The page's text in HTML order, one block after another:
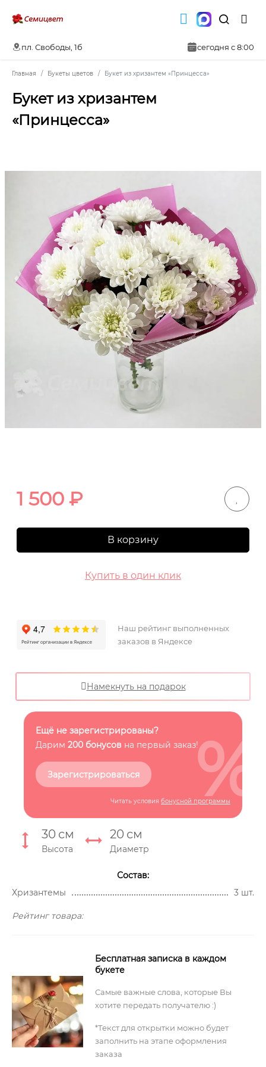
пл. Свободы, 1б сегодня с 8:00
Главная Букеты цветов Букет из хризантем «Принцесса»
Букет из хризантем
«Принцесса»
1 500 ₽
В корзину
Купить в один клик
Наш рейтинг выполненных
заказов в Яндексе
Намекнуть на подарок
Ещё не зарегистрированы?
Дарим 200 бонусов на первый заказ!
Зарегистрироваться
Читать условия бонусной программы
%
30 см
Высота
20 см
Диаметр
Состав:
Хризантемы
3 шт.
Рейтинг товара:
Бесплатная записка в каждом
букете
Самые важные слова, которые Вы
хотите передать получателю :)
*Текст для открытки можно будет
заполнить на этапе оформления
заказа